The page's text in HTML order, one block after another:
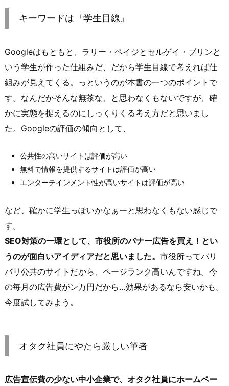
キーワードは『学生目線』
Googleはもともと、ラリー・ペイジとセルゲイ・ブリンと
いう学生が作った仕組みだ、だから学生目線で考えれば仕
組みが見えてくる。っというのが本書の一つのポイントで
す。なんだかそんな無茶な、と思わなくもないですが、確
かに実態を捉えるのにしっくりくる考え方だと思いまし
た。Googleの評価の傾向として、
公共性の高いサイトは評価が高い
無料で情報を提供するサイトは評価が高い
エンターテインメント性が高いサイトは評価が高い
など、確かに学生っぽいかなぁーと思わなくもない感じで
す。
SEO対策の一環として、市役所のバナー広告を買え！とい
うのが面白いアイディアだと思いました。 市役所ってバリ
バリ公共のサイトだから、ページランク高いんですね。今
の毎月の広告費がン万円だから…効果があるなら安いかも。
今度試してみよう。
オタク社員にやたら厳しい筆者
広告宣伝費の少ない中小企業で、オタク社員にホームペー